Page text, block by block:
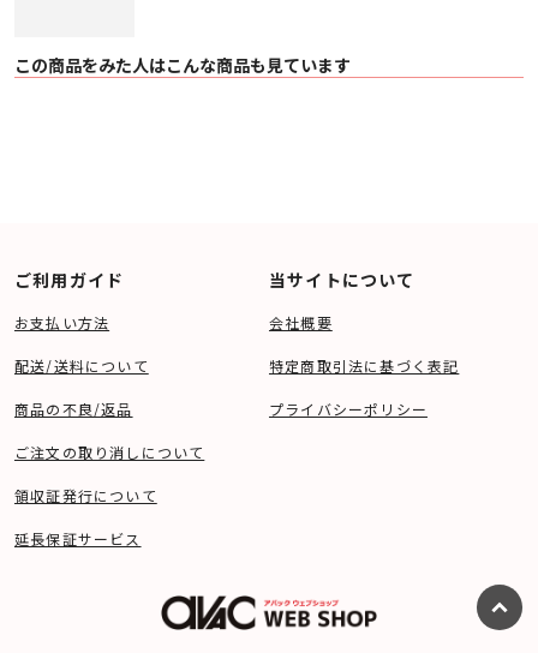
この商品をみた人はこんな商品も見ています
ご利用ガイド
お支払い方法
配送/送料について
商品の不良/返品
ご注文の取り消しについて
領収証発行について
延長保証サービス
当サイトについて
会社概要
特定商取引法に基づく表記
プライバシーポリシー